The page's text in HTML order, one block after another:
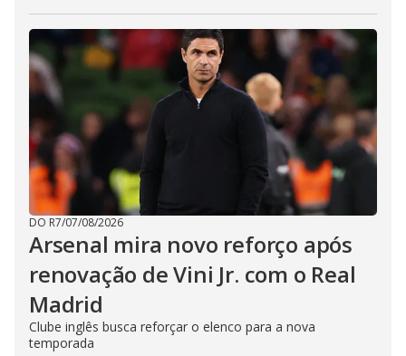
DO R7/07/08/2026
Arsenal mira novo reforço após
renovação de Vini Jr. com o Real
Madrid
Clube inglês busca reforçar o elenco para a nova
temporada